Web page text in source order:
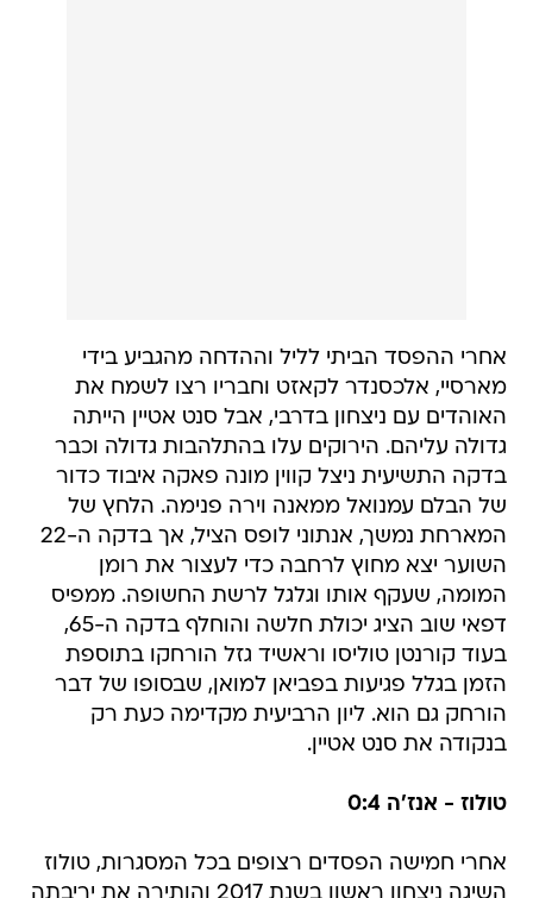
אחרי ההפסד הביתי לליל וההדחה מהגביע בידי
מארסיי, אלכסנדר לקאזט וחבריו רצו לשמח את
האוהדים עם ניצחון בדרבי, אבל סנט אטיין הייתה
גדולה עליהם. הירוקים עלו בהתלהבות גדולה וכבר
בדקה התשיעית ניצל קווין מונה פאקה איבוד כדור
של הבלם עמנואל ממאנה וירה פנימה. הלחץ של
המארחת נמשך, אנתוני לופס הציל, אך בדקה ה-22
השוער יצא מחוץ לרחבה כדי לעצור את רומן
המומה, שעקף אותו וגלגל לרשת החשופה. ממפיס
דפאי שוב הציג יכולת חלשה והוחלף בדקה ה-65,
בעוד קורנטן טוליסו וראשיד גזל הורחקו בתוספת
הזמן בגלל פגיעות בפביאן למואן, שבסופו של דבר
הורחק גם הוא. ליון הרביעית מקדימה כעת רק
בנקודה את סנט אטיין.
טולוז - אנז'ה 0:4
אחרי חמישה הפסדים רצופים בכל המסגרות, טולוז